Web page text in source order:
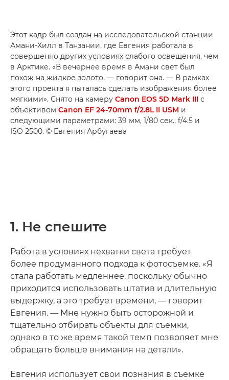
Этот кадр был создан на исследовательской станции
Амани-Хилл в Танзании, где Евгения работала в
совершенно других условиях слабого освещения, чем
в Арктике. «В вечернее время в Амани свет был
похож на жидкое золото, — говорит она. — В рамках
этого проекта я пыталась сделать изображения более
мягкими». Снято на камеру Canon EOS 5D Mark III с
объективом Canon EF 24-70mm f/2.8L II USM и
следующими параметрами: 39 мм, 1/80 сек., f/4.5 и
ISO 2500. © Евгения Арбугаева
1. Не спешите
Работа в условиях нехватки света требует
более продуманного подхода к фотосъемке. «Я
стала работать медленнее, поскольку обычно
приходится использовать штатив и длительную
выдержку, а это требует времени, — говорит
Евгения. — Мне нужно быть осторожной и
тщательно отбирать объекты для съемки,
однако в то же время такой темп позволяет мне
обращать больше внимания на детали».
Евгения использует свои познания в съемке